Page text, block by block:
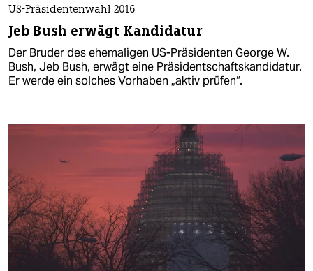
US-Präsidentenwahl 2016
Jeb Bush erwägt Kandidatur
Der Bruder des ehemaligen US-Präsidenten George W.
Bush, Jeb Bush, erwägt eine Präsidentschaftskandidatur.
Er werde ein solches Vorhaben „aktiv prüfen“.